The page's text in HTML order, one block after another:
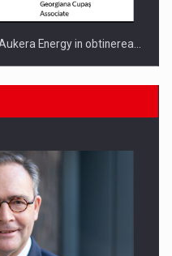
Energy in obtinerea…